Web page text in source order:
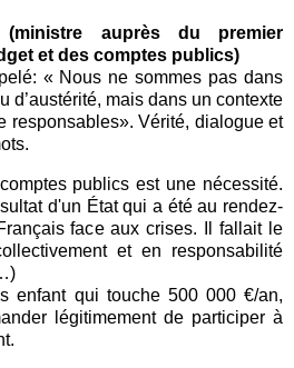
(ministre auprès du premier
et des comptes publics)
« Nous ne sommes pas dans
d’austérité, mais dans un contexte
responsables». Vérité, dialogue et
publics est une nécessité.
d'un État qui a été au rendez-
face aux crises. Il fallait le
et en responsabilité
enfant qui touche 500 000 €/an,
légitimement de participer à